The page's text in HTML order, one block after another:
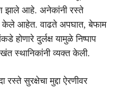
झाले आहे. अनेकांनी रस्ते
केले आहेत. वाढते अपघात, बेफाम
होणारे दुर्लक्ष यामुळे निष्पाप
स्थानिकांनी व्यक्त केली.
सुरक्षेचा मुद्दा ऐरणीवर